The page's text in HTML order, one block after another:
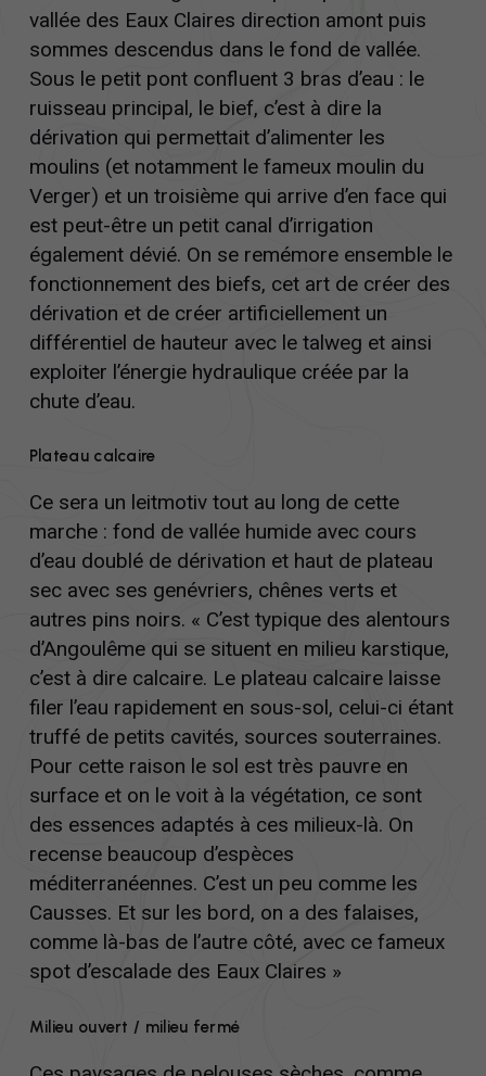
vallée des Eaux Claires direction amont puis
sommes descendus dans le fond de vallée.
Sous le petit pont confluent 3 bras d’eau : le
ruisseau principal, le bief, c’est à dire la
dérivation qui permettait d’alimenter les
moulins (et notamment le fameux moulin du
Verger) et un troisième qui arrive d’en face qui
est peut-être un petit canal d’irrigation
également dévié. On se remémore ensemble le
fonctionnement des biefs, cet art de créer des
dérivation et de créer artificiellement un
différentiel de hauteur avec le talweg et ainsi
exploiter l’énergie hydraulique créée par la
chute d’eau.
Plateau calcaire
Ce sera un leitmotiv tout au long de cette
marche : fond de vallée humide avec cours
d’eau doublé de dérivation et haut de plateau
sec avec ses genévriers, chênes verts et
autres pins noirs. « C’est typique des alentours
d’Angoulême qui se situent en milieu karstique,
c’est à dire calcaire. Le plateau calcaire laisse
filer l’eau rapidement en sous-sol, celui-ci étant
truffé de petits cavités, sources souterraines.
Pour cette raison le sol est très pauvre en
surface et on le voit à la végétation, ce sont
des essences adaptés à ces milieux-là. On
recense beaucoup d’espèces
méditerranéennes. C’est un peu comme les
Causses. Et sur les bord, on a des falaises,
comme là-bas de l’autre côté, avec ce fameux
spot d’escalade des Eaux Claires »
Milieu ouvert / milieu fermé